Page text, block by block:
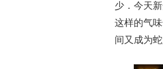
少．今天
这样的气
间又成为